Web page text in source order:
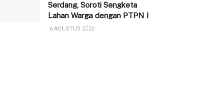
Serdang, Soroti Sengketa
Lahan Warga dengan PTPN I
6 AGUSTUS 2026